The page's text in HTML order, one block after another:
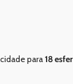
para18